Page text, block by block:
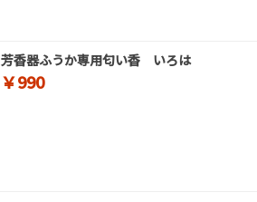
芳香器ふうか専用匂い香 いろは
￥990